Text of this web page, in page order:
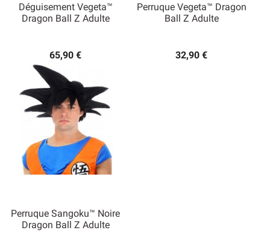
Déguisement Vegeta™
Dragon Ball Z Adulte
65,90 €
Perruque Vegeta™ Dragon
Ball Z Adulte
32,90 €
Perruque Sangoku™ Noire
Dragon Ball Z Adulte